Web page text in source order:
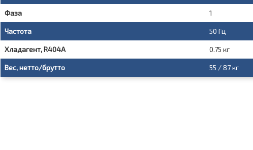
Фаза 1
Частота 50 Гц
Хладагент, R404A 0.75 кг
Вес, нетто/брутто 55 / 87 кг